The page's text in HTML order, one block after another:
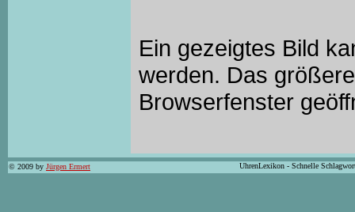
Ein gezeigtes Bild
werden. Das
Browserfenster
© 2009 by Jürgen Ermert UhrenLexikon - Schnelle